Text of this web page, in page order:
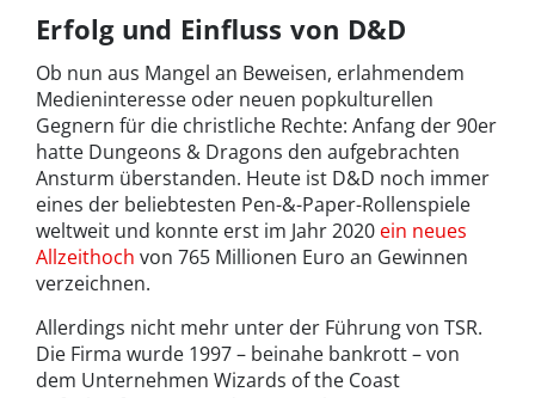
Erfolg und Einfluss von D&D
Ob nun aus Mangel an Beweisen, erlahmendem
Medieninteresse oder neuen popkulturellen
Gegnern für die christliche Rechte: Anfang der 90er
hatte Dungeons & Dragons den aufgebrachten
Ansturm überstanden. Heute ist D&D noch immer
eines der beliebtesten Pen-&-Paper-Rollenspiele
weltweit und konnte erst im Jahr 2020 ein neues
Allzeithoch von 765 Millionen Euro an Gewinnen
verzeichnen.
Allerdings nicht mehr unter der Führung von TSR.
Die Firma wurde 1997 – beinahe bankrott – von
dem Unternehmen Wizards of the Coast